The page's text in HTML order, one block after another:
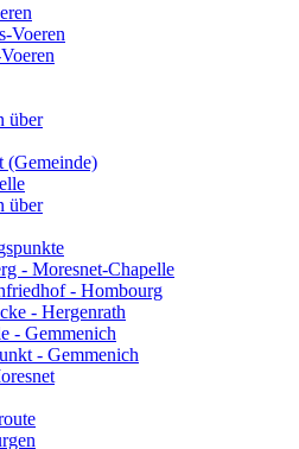
Voeren
über
(Gemeinde)
über
- Moresnet-Chapelle
- Hombourg
- Hergenrath
- Gemmenich
- Gemmenich